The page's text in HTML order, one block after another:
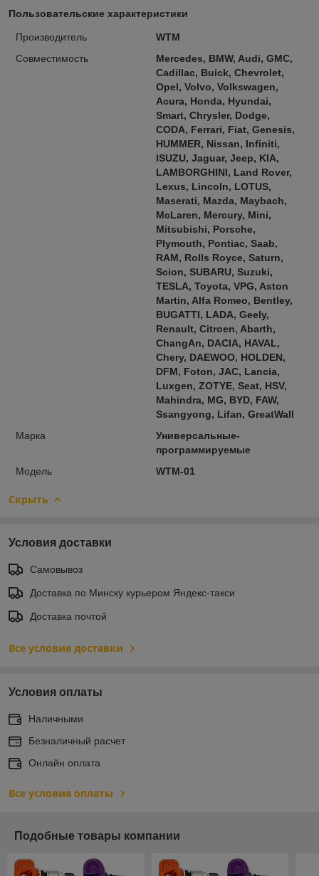
Пользовательские характеристики
Производитель
WTM
Совместимость
Mercedes, BMW, Audi, GMC,
Cadillac, Buick, Chevrolet,
Opel, Volvo, Volkswagen,
Acura, Honda, Hyundai,
Smart, Chrysler, Dodge,
CODA, Ferrari, Fiat, Genesis,
HUMMER, Nissan, Infiniti,
ISUZU, Jaguar, Jeep, KIA,
LAMBORGHINI, Land Rover,
Lexus, Lincoln, LOTUS,
Maserati, Mazda, Maybach,
McLaren, Mercury, Mini,
Mitsubishi, Porsche,
Plymouth, Pontiac, Saab,
RAM, Rolls Royce, Saturn,
Scion, SUBARU, Suzuki,
TESLA, Toyota, VPG, Aston
Martin, Alfa Romeo, Bentley,
BUGATTI, LADA, Geely,
Renault, Citroen, Abarth,
ChangAn, DACIA, HAVAL,
Chery, DAEWOO, HOLDEN,
DFM, Foton, JAC, Lancia,
Luxgen, ZOTYE, Seat, HSV,
Mahindra, MG, BYD, FAW,
Ssangyong, Lifan, GreatWall
Марка
Универсальные-
программируемые
Модель
WTM-01
Скрыть
Условия доставки
Самовывоз
Доставка по Минску курьером Яндекс-такси
Доставка почтой
Все условия доставки
Условия оплаты
Наличными
Безналичный расчет
Онлайн оплата
Все условия оплаты
Подобные товары компании